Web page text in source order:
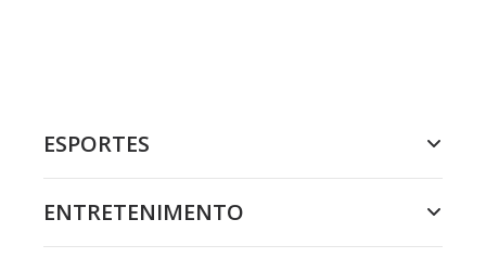
ESPORTES
ENTRETENIMENTO